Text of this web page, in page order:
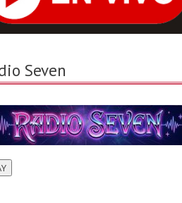
Seven